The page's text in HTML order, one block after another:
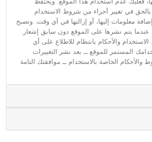
في تغيير أجزاء من شروط الاستخدام
إضافة معلومات إليها، أو إزالتها في أي وقت. وتصبح
عندما يتم نشرها على الموقع دون سابق إشعار.
والأحكام بانتظام للاطلاع على أي
المستمر للموقع ــ بعد نشر التغييرات
والأحكام الخاصة بالاستخدام ــ موافقتك التامة